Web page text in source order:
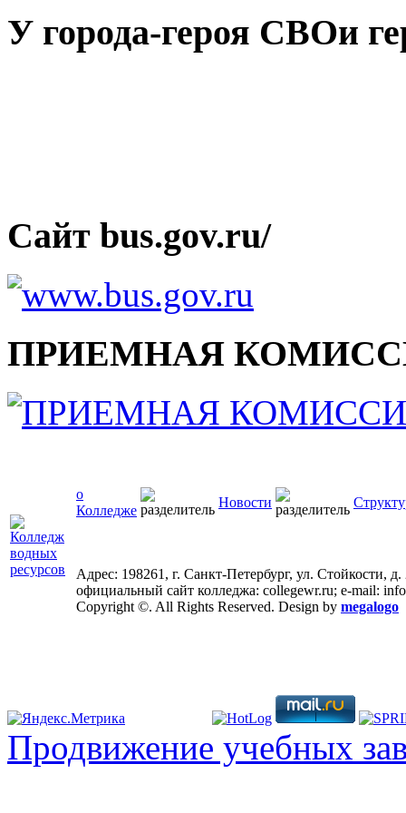
У города-героя СВОи
Сайт bus.gov.ru/
ПРИЕМНАЯ
о
Колледже
Новости
Адрес: 198261, г. Санкт-Петербург, ул. Стойкости,
официальный сайт колледжа: collegewr.ru; e-mail:
Copyright ©. All Rights Reserved. Design by megalogo
Продвижение учебных